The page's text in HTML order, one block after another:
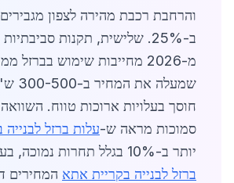
והרחבת רכבת מהירה לצפון
ב-25%. שלישית, תקנות
מ-2026 מחייבות שימוש בברזל
חוסך בעלויות ארוכות טווח.
סמוכות מראה ש-עלות ברזל לבנייה
יותר ב-10% בגלל תחרות נמוכה, בעוד ב-
ברזל לבנייה בקריית אתא המחירים